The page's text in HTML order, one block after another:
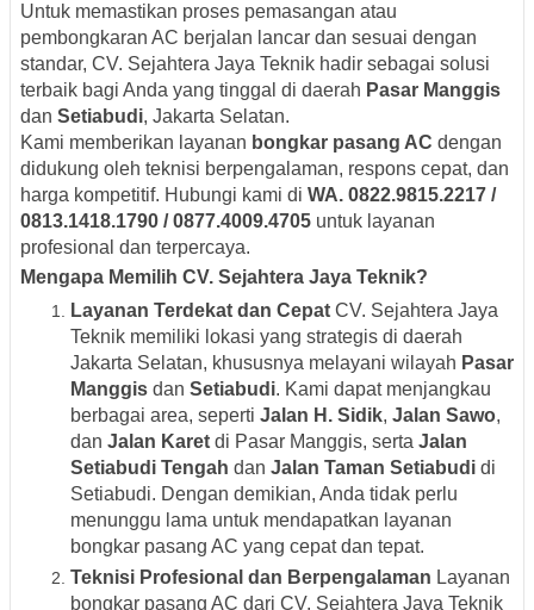
Untuk memastikan proses pemasangan atau
pembongkaran AC berjalan lancar dan sesuai dengan
standar, CV. Sejahtera Jaya Teknik hadir sebagai solusi
terbaik bagi Anda yang tinggal di daerah Pasar Manggis
dan Setiabudi, Jakarta Selatan.
Kami memberikan layanan bongkar pasang AC dengan
didukung oleh teknisi berpengalaman, respons cepat, dan
harga kompetitif. Hubungi kami di WA. 0822.9815.2217 /
0813.1418.1790 / 0877.4009.4705 untuk layanan
profesional dan terpercaya.
Mengapa Memilih CV. Sejahtera Jaya Teknik?
Layanan Terdekat dan Cepat CV. Sejahtera Jaya
Teknik memiliki lokasi yang strategis di daerah
Jakarta Selatan, khususnya melayani wilayah Pasar
Manggis dan Setiabudi. Kami dapat menjangkau
berbagai area, seperti Jalan H. Sidik, Jalan Sawo,
dan Jalan Karet di Pasar Manggis, serta Jalan
Setiabudi Tengah dan Jalan Taman Setiabudi di
Setiabudi. Dengan demikian, Anda tidak perlu
menunggu lama untuk mendapatkan layanan
bongkar pasang AC yang cepat dan tepat.
Teknisi Profesional dan Berpengalaman Layanan
bongkar pasang AC dari CV. Sejahtera Jaya Teknik